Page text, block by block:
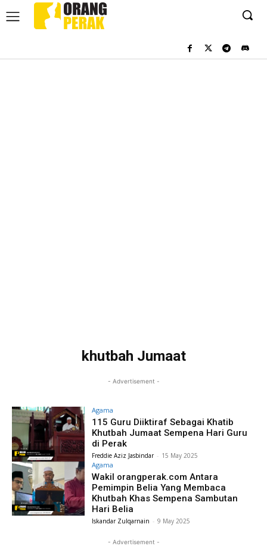
khutbah Jumaat
- Advertisement -
Agama
115 Guru Diiktiraf Sebagai Khatib
Khutbah Jumaat Sempena Hari Guru
di Perak
Freddie Aziz Jasbindar - 15 May 2025
Agama
Wakil orangperak.com Antara
Pemimpin Belia Yang Membaca
Khutbah Khas Sempena Sambutan
Hari Belia
Iskandar Zulqarnain - 9 May 2025
- Advertisement -